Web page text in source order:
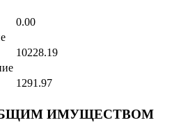
0.00
10228.19
1291.97
ИМУЩЕСТВОМ